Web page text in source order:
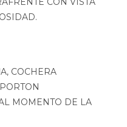
COCHERA
MOMENTO DE LA